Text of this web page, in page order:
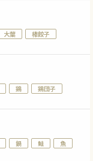
大葉 棒餃子
鶏 鶏団子
鍋 鮭 魚